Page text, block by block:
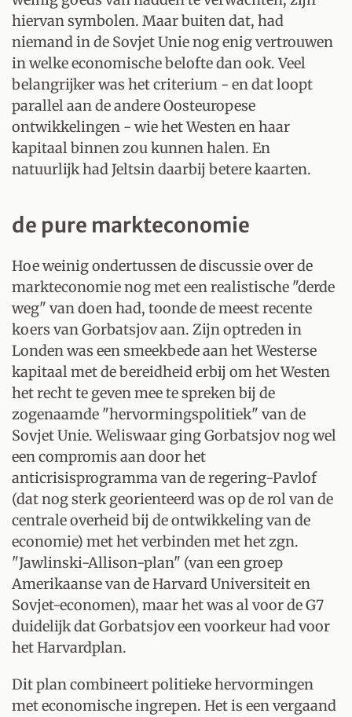
hiervan symbolen. Maar buiten dat, had
niemand in de Sovjet Unie nog enig vertrouwen
in welke economische belofte dan ook. Veel
belangrijker was het criterium - en dat loopt
parallel aan de andere Oosteuropese
ontwikkelingen - wie het Westen en haar
kapitaal binnen zou kunnen halen. En
natuurlijk had Jeltsin daarbij betere kaarten.
de pure markteconomie
Hoe weinig ondertussen de discussie over de
markteconomie nog met een realistische "derde
weg" van doen had, toonde de meest recente
koers van Gorbatsjov aan. Zijn optreden in
Londen was een smeekbede aan het Westerse
kapitaal met de bereidheid erbij om het Westen
het recht te geven mee te spreken bij de
zogenaamde "hervormingspolitiek" van de
Sovjet Unie. Weliswaar ging Gorbatsjov nog wel
een compromis aan door het
anticrisisprogramma van de regering-Pavlof
(dat nog sterk georienteerd was op de rol van de
centrale overheid bij de ontwikkeling van de
economie) met het verbinden met het zgn.
"Jawlinski-Allison-plan" (van een groep
Amerikaanse van de Harvard Universiteit en
Sovjet-economen), maar het was al voor de G7
duidelijk dat Gorbatsjov een voorkeur had voor
het Harvardplan.
Dit plan combineert politieke hervormingen
met economische ingrepen. Het is een vergaand